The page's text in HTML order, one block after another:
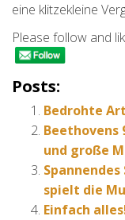
eine klitzekleine
Please follow and
Posts:
Bedrohte
Beethovens
und große
spielt die
Einfach